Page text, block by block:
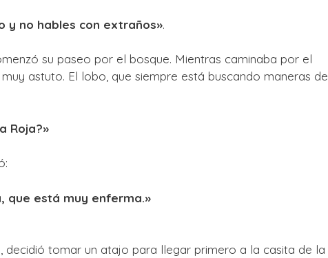
y no hables con extraños».
su paseo por el bosque. Mientras caminaba por el
astuto. El lobo, que siempre está buscando maneras de
Roja?»
que está muy enferma.»
decidió tomar un atajo para llegar primero a la casita de la